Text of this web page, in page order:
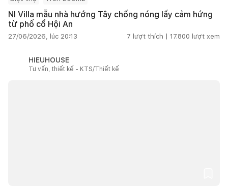
NI Villa mẫu nhà hướng Tây chống nóng lấy cảm hứng
từ phố cổ Hội An
27/06/2026, lúc 20:13 7 lượt thích | 17.800 lượt xem
HIEUHOUSE
Tư vấn, thiết kế - KTS/Thiết kế